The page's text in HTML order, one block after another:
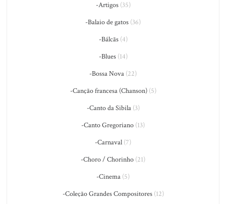
-Artigos(35)
-Balaio de gatos (36)
-Bálcãs(4)
-Blues(14)
-Bossa Nova (22)
-Canção francesa (Chanson)(5)
-Canto da Sibila(3)
-Canto Gregoriano (13)
-Carnaval (7)
-Choro / Chorinho (21)
-Cinema (5)
-Coleção Grandes Compositores(12)